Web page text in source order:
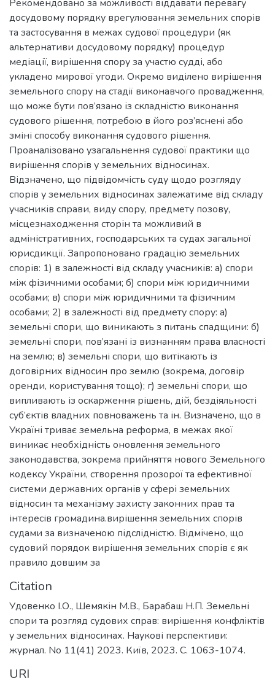
Рекомендовано за можливості віддавати перевагу
досудовому порядку врегулювання земельних спорів
та застосування в межах судової процедури (як
альтернативи досудовому порядку) процедур
медіації, вирішення спору за участю судді, або
укладено мирової угоди. Окремо виділено вирішення
земельного спору на стадії виконавчого провадження,
що може бути пов’язано із складністю виконання
судового рішення, потребою в його роз’яснені або
зміні способу виконання судового рішення.
Проаналізовано узагальнення судової практики що
вирішення спорів у земельних відносинах.
Відзначено, що підвідомчість суду щодо розгляду
спорів у земельних відносинах залежатиме від складу
учасників справи, виду спору, предмету позову,
місцезнаходження сторін та можливий в
адміністративних, господарських та судах загальної
юрисдикції. Запропоновано градацію земельних
спорів: 1) в залежності від складу учасників: а) спори
між фізичними особами; б) спори між юридичними
особами; в) спори між юридичними та фізичним
особами; 2) в залежності від предмету спору: а)
земельні спори, що виникають з питань спадщини: б)
земельні спори, пов’язані із визнанням права власності
на землю; в) земельні спори, що витікають із
договірних відносин про землю (зокрема, договір
оренди, користування тощо); г) земельні спори, що
випливають із оскарження рішень, дій, бездіяльності
суб’єктів владних повноважень та ін. Визначено, що в
Україні триває земельна реформа, в межах якої
виникає необхідність оновлення земельного
законодавства, зокрема прийняття нового Земельного
кодексу України, створення прозорої та ефективної
системи державних органів у сфері земельних
відносин та механізму захисту законних прав та
інтересів громадина.вирішення земельних спорів
судами за визначеною підслідністю. Відмічено, що
судовий порядок вирішення земельних спорів є як
правило довшим за
Citation
Удовенко І.О., Шемякін М.В., Барабаш Н.П. Земельні
спори та розгляд судових справ: вирішення конфліктів
у земельних відносинах. Наукові перспективи:
журнал. No 11(41) 2023. Київ, 2023. С. 1063-1074.
URI